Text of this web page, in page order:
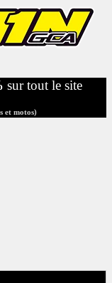
sur tout le site
et motos)